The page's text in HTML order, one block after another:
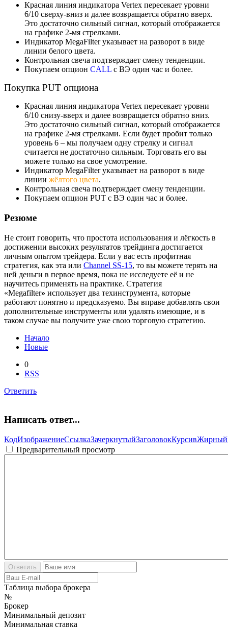
Красная линия индикатора Vertex пересекает уровни
6/10 сверху-вниз и далее возвращается обратно вверх.
Это достаточно сильный сигнал, который отображается
на графике 2-мя стрелками.
Индикатор MegaFilter указывает на разворот в виде
линии белого цвета.
Контрольная свеча подтверждает смену тенденции.
Покупаем опцион CALL c ВЭ один час и более.
Покупка PUT опциона
Красная линия индикатора Vertex пересекает уровни
6/10 снизу-вверх и далее возвращается обратно вниз.
Это достаточно сильный сигнал, который отображается
на графике 2-мя стрелками. Если будет пробит только
уровень 6 – мы получаем одну стрелку и сигнал
считается не достаточно сильным. Торговать его вы
можете только на свое усмотрение.
Индикатор MegaFilter указывает на разворот в виде
линии жёлтого цвета.
Контрольная свеча подтверждает смену тенденции.
Покупаем опцион PUT c ВЭ один час и более.
Резюме
Не стоит говорить, что простота использования и лёгкость в
достижении высоких результатов трейдинга достигается
личным опытом трейдера. Если у вас есть профитная
стратегия, как эта или Channel SS-15, то вы можете терять на
ней деньги в первое время, пока не исследуете её и не
научитесь применять на практике. Стратегия
«Megafilter» использует два техинструмента, которые
работают понятно и предсказуемо. Вы вправе добавлять свои
дополнительные инструменты или удалять имеющие, и в
таком случае вы получите уже свою торговую стратегию.
Начало
Новые
0
RSS
Ответить
Написать ответ...
КодИзображениеСсылкаЗачеркнутыйЗаголовокКурсивЖирный
Предварительный просмотр
Таблица выбора брокера
№
Брокер
Минимальный депозит
Минимальная ставка